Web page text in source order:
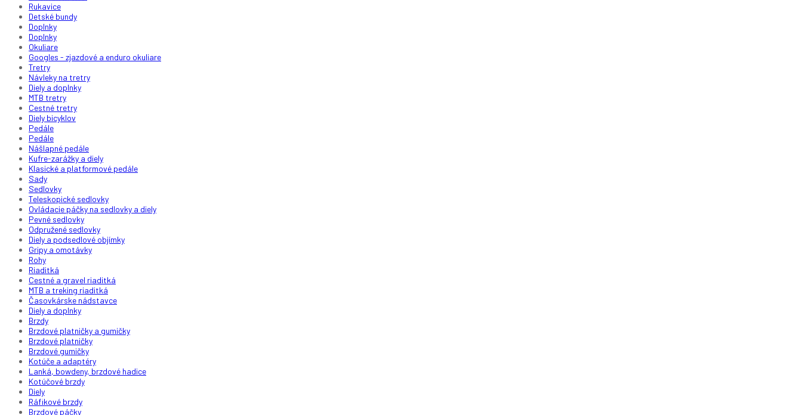
Rukavice
Detské bundy
Doplnky
Doplnky
Okuliare
Googles - zjazdové a enduro okuliare
Tretry
Návleky na tretry
Diely a doplnky
MTB tretry
Cestné tretry
Diely bicyklov
Pedále
Pedále
Nášlapné pedále
Kufre-zarážky a diely
Klasické a platformové pedále
Sady
Sedlovky
Teleskopické sedlovky
Ovládacie páčky na sedlovky a diely
Pevné sedlovky
Odpružené sedlovky
Diely a podsedlové objímky
Gripy a omotávky
Rohy
Riaditká
Cestné a gravel riaditká
MTB a treking riaditká
Časovkárske nádstavce
Diely a doplnky
Brzdy
Brzdové platničky a gumičky
Brzdové platničky
Brzdové gumičky
Kotúče a adaptéry
Lanká, bowdeny, brzdové hadice
Kotúčové brzdy
Diely
Ráfikové brzdy
Brzdové páčky